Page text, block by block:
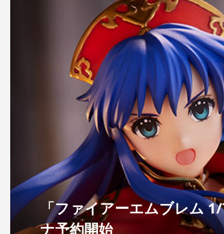
「ファイアーエムブレム
ナ予約開始